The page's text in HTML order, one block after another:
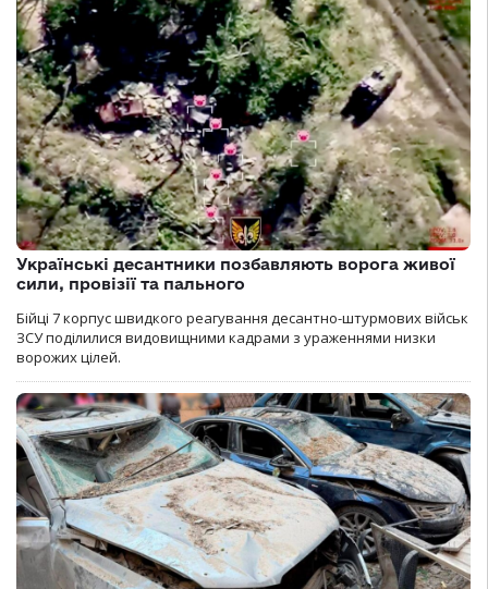
Українські десантники позбавляють ворога живої
сили, провізії та пального
Бійці 7 корпус швидкого реагування десантно-штурмових військ
ЗСУ поділилися видовищними кадрами з ураженнями низки
ворожих цілей.